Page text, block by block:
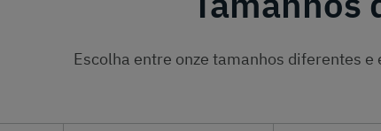
Escolha entre onze tamanhos diferentes